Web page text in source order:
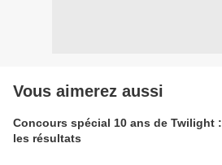
Vous aimerez aussi
Concours spécial 10 ans de Twilight :
les résultats